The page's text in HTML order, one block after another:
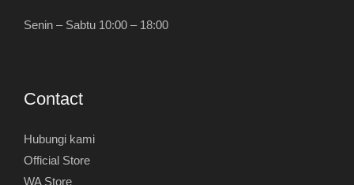
Senin – Sabtu 10:00 – 18:00
Contact
Hubungi kami
Official Store
WA Store